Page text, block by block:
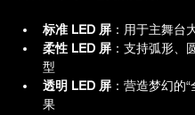
标准 LED 屏 ：用于主舞台
柔性 LED 屏 ：支持弧形、
型
透明 LED 屏 ：营造梦幻的
果